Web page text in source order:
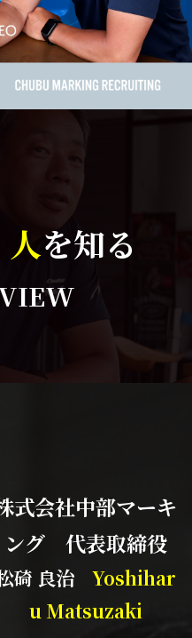
人を知る
式会社中部マーキ
ング 代表取締役
碕 良治
Yoshihar
u Matsuzaki